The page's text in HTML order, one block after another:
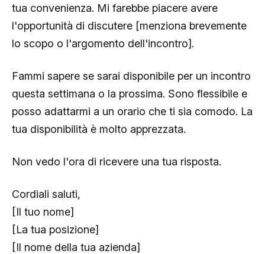
tua convenienza. Mi farebbe piacere avere
l'opportunità di discutere [menziona brevemente
lo scopo o l'argomento dell'incontro].
Fammi sapere se sarai disponibile per un incontro
questa settimana o la prossima. Sono flessibile e
posso adattarmi a un orario che ti sia comodo. La
tua disponibilità è molto apprezzata.
Non vedo l'ora di ricevere una tua risposta.
Cordiali saluti,
[Il tuo nome]
[La tua posizione]
[Il nome della tua azienda]